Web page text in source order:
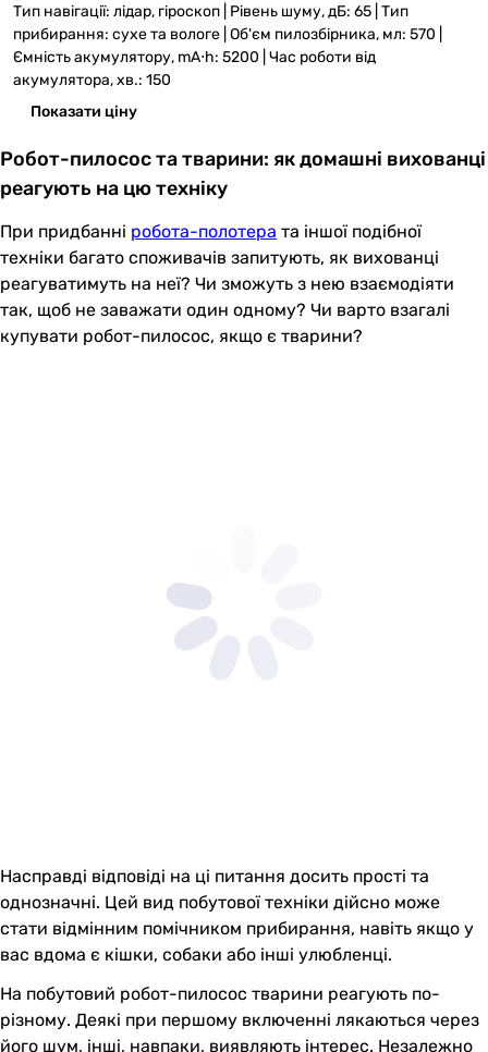
Тип навігації: лідар, гіроскоп | Рівень шуму, дБ: 65 | Тип
прибирання: сухе та вологе | Об'єм пилозбірника, мл: 570 |
Ємність акумулятору, mА⋅h: 5200 | Час роботи від
акумулятора, хв.: 150
Показати ціну
Робот-пилосос та тварини: як домашні вихованці
реагують на цю техніку
При придбанні робота-полотера та іншої подібної
техніки багато споживачів запитують, як вихованці
реагуватимуть на неї? Чи зможуть з нею взаємодіяти
так, щоб не заважати один одному? Чи варто взагалі
купувати робот-пилосос, якщо є тварини?
Насправді відповіді на ці питання досить прості та
однозначні. Цей вид побутової техніки дійсно може
стати відмінним помічником прибирання, навіть якщо у
вас вдома є кішки, собаки або інші улюбленці.
На побутовий робот-пилосос тварини реагують по-
різному. Деякі при першому включенні лякаються через
його шум, інші, навпаки, виявляють інтерес. Незалежно